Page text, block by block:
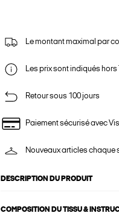
Le montant maximal par
Les prix sont indiqués
Retour sous 100 jours
Paiement sécurisé avec
Nouveaux articles chaque
DESCRIPTION DU PRODUIT
COMPOSITION DU TISSU &